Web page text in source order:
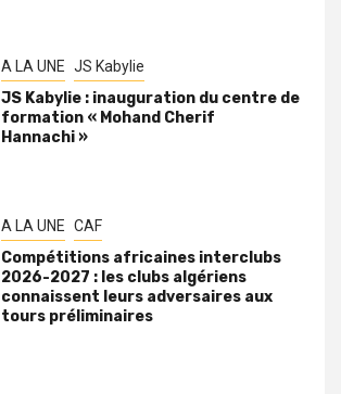
A LA UNE JS Kabylie
JS Kabylie : inauguration du centre de
formation « Mohand Cherif
Hannachi »
A LA UNE CAF
Compétitions africaines interclubs
2026-2027 : les clubs algériens
connaissent leurs adversaires aux
tours préliminaires